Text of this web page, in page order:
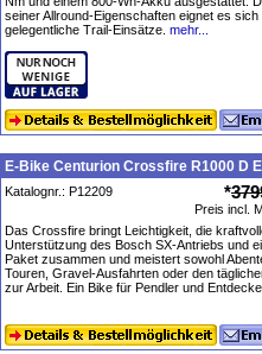
seiner Allround-Eigenschaften eignet es
gelegentliche Trail-Einsätze. mehr...
E-Bike Centurion Crossfire R1000 D
Katalognr.: P12209 *
Preis incl.
Das Crossfire bringt Leichtigkeit, die
Unterstützung des Bosch SX-Antriebs und
Paket zusammen und meistert sowohl
Touren, Gravel-Ausfahrten oder den
zur Arbeit. Ein Bike für Pendler und